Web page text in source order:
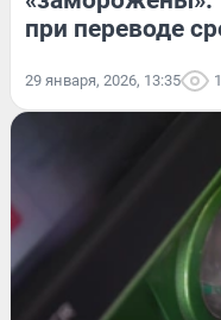
при переводе
29 января, 2026, 13:35